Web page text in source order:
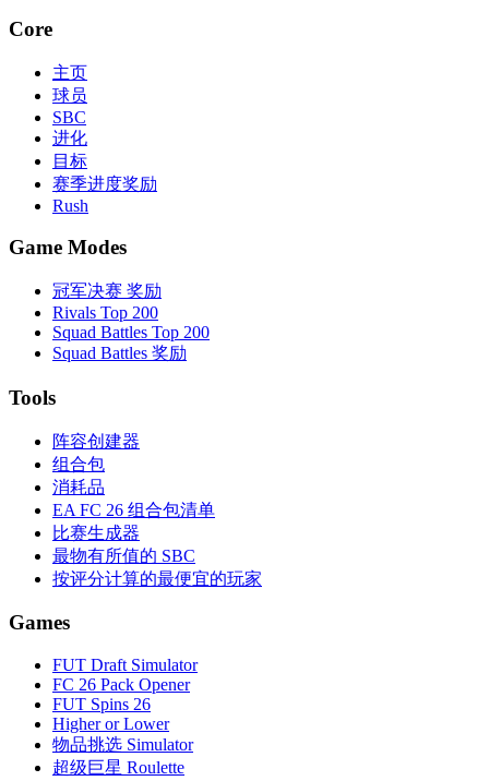
Core
主页
球员
SBC
进化
目标
赛季进度奖励
Rush
Game Modes
冠军决赛 奖励
Rivals Top 200
Squad Battles Top 200
Squad Battles 奖励
Tools
阵容创建器
组合包
消耗品
EA FC 26 组合包清单
比赛生成器
最物有所值的 SBC
按评分计算的最便宜的玩家
Games
FUT Draft Simulator
FC 26 Pack Opener
FUT Spins 26
Higher or Lower
物品挑选 Simulator
超级巨星 Roulette